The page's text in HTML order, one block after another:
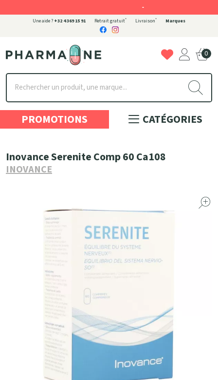
Une aide ? +32 4 369 15 91 Retrait gratuit* Livraison* Marques
Pharmaone Votre pharmacie en ligne à votre service
0
PROMOTIONS CATÉGORIES
Inovance Serenite Comp 60 Ca108
INOVANCE